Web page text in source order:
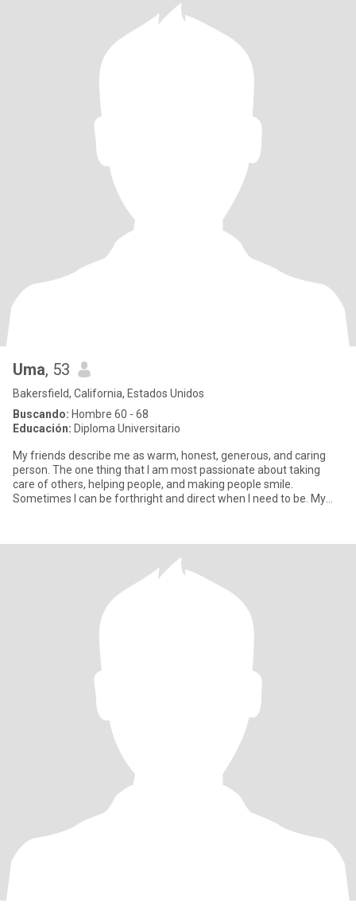
Uma, 53
Bakersfield, California, Estados Unidos
Buscando: Hombre 60 - 68
Educación: Diploma Universitario
My friends describe me as warm, honest, generous, and caring
person. The one thing that I am most passionate about taking
care of others, helping people, and making people smile.
Sometimes I can be forthright and direct when I need to be. My